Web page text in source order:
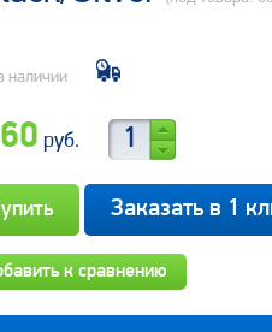
наличии
руб.
Заказать в 1
к сравнению